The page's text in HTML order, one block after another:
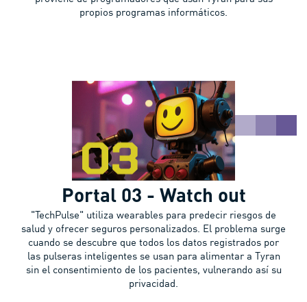
propios programas informáticos.
Portal 03 - Watch out
"TechPulse" utiliza wearables para predecir riesgos de
salud y ofrecer seguros personalizados. El problema surge
cuando se descubre que todos los datos registrados por
las pulseras inteligentes se usan para alimentar a Tyran
sin el consentimiento de los pacientes, vulnerando así su
privacidad.